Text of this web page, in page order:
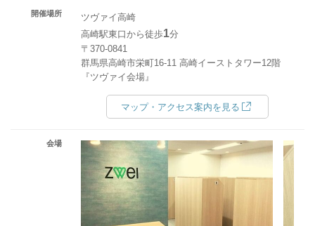
開催場所
ツヴァイ高崎
高崎駅東口から徒歩1分
〒370-0841
群馬県高崎市栄町16-11 高崎イーストタワー12階
『ツヴァイ会場』
マップ・アクセス案内を見る
会場